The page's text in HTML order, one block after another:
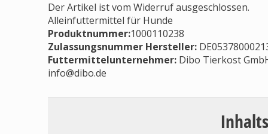
Der Artikel ist vom Widerruf ausgeschlossen.
Alleinfuttermittel für Hunde
Produktnummer:1000110238
Zulassungsnummer Hersteller:
Futtermittelunternehmer: Dibo Tierkost
info@dibo.de